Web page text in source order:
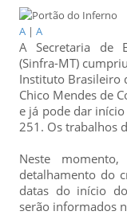
A | A
A Secretaria de
(Sinfra-MT)
Instituto Brasileiro
Chico Mendes de
e já pode dar
251. Os trabalhos
Neste
detalhamento do
datas do início
serão informados